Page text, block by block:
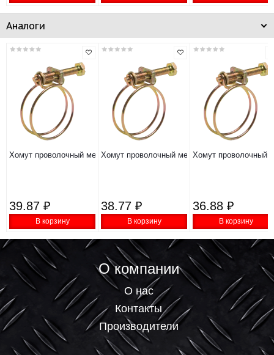
Аналоги
Хомут проволочный металлический 133мм
39.87 ₽
В корзину
Хомут проволочный металлический 152мм
38.77 ₽
В корзину
Хомут проволочный
36.88 ₽
В корзину
О компании
О нас
Контакты
Производители